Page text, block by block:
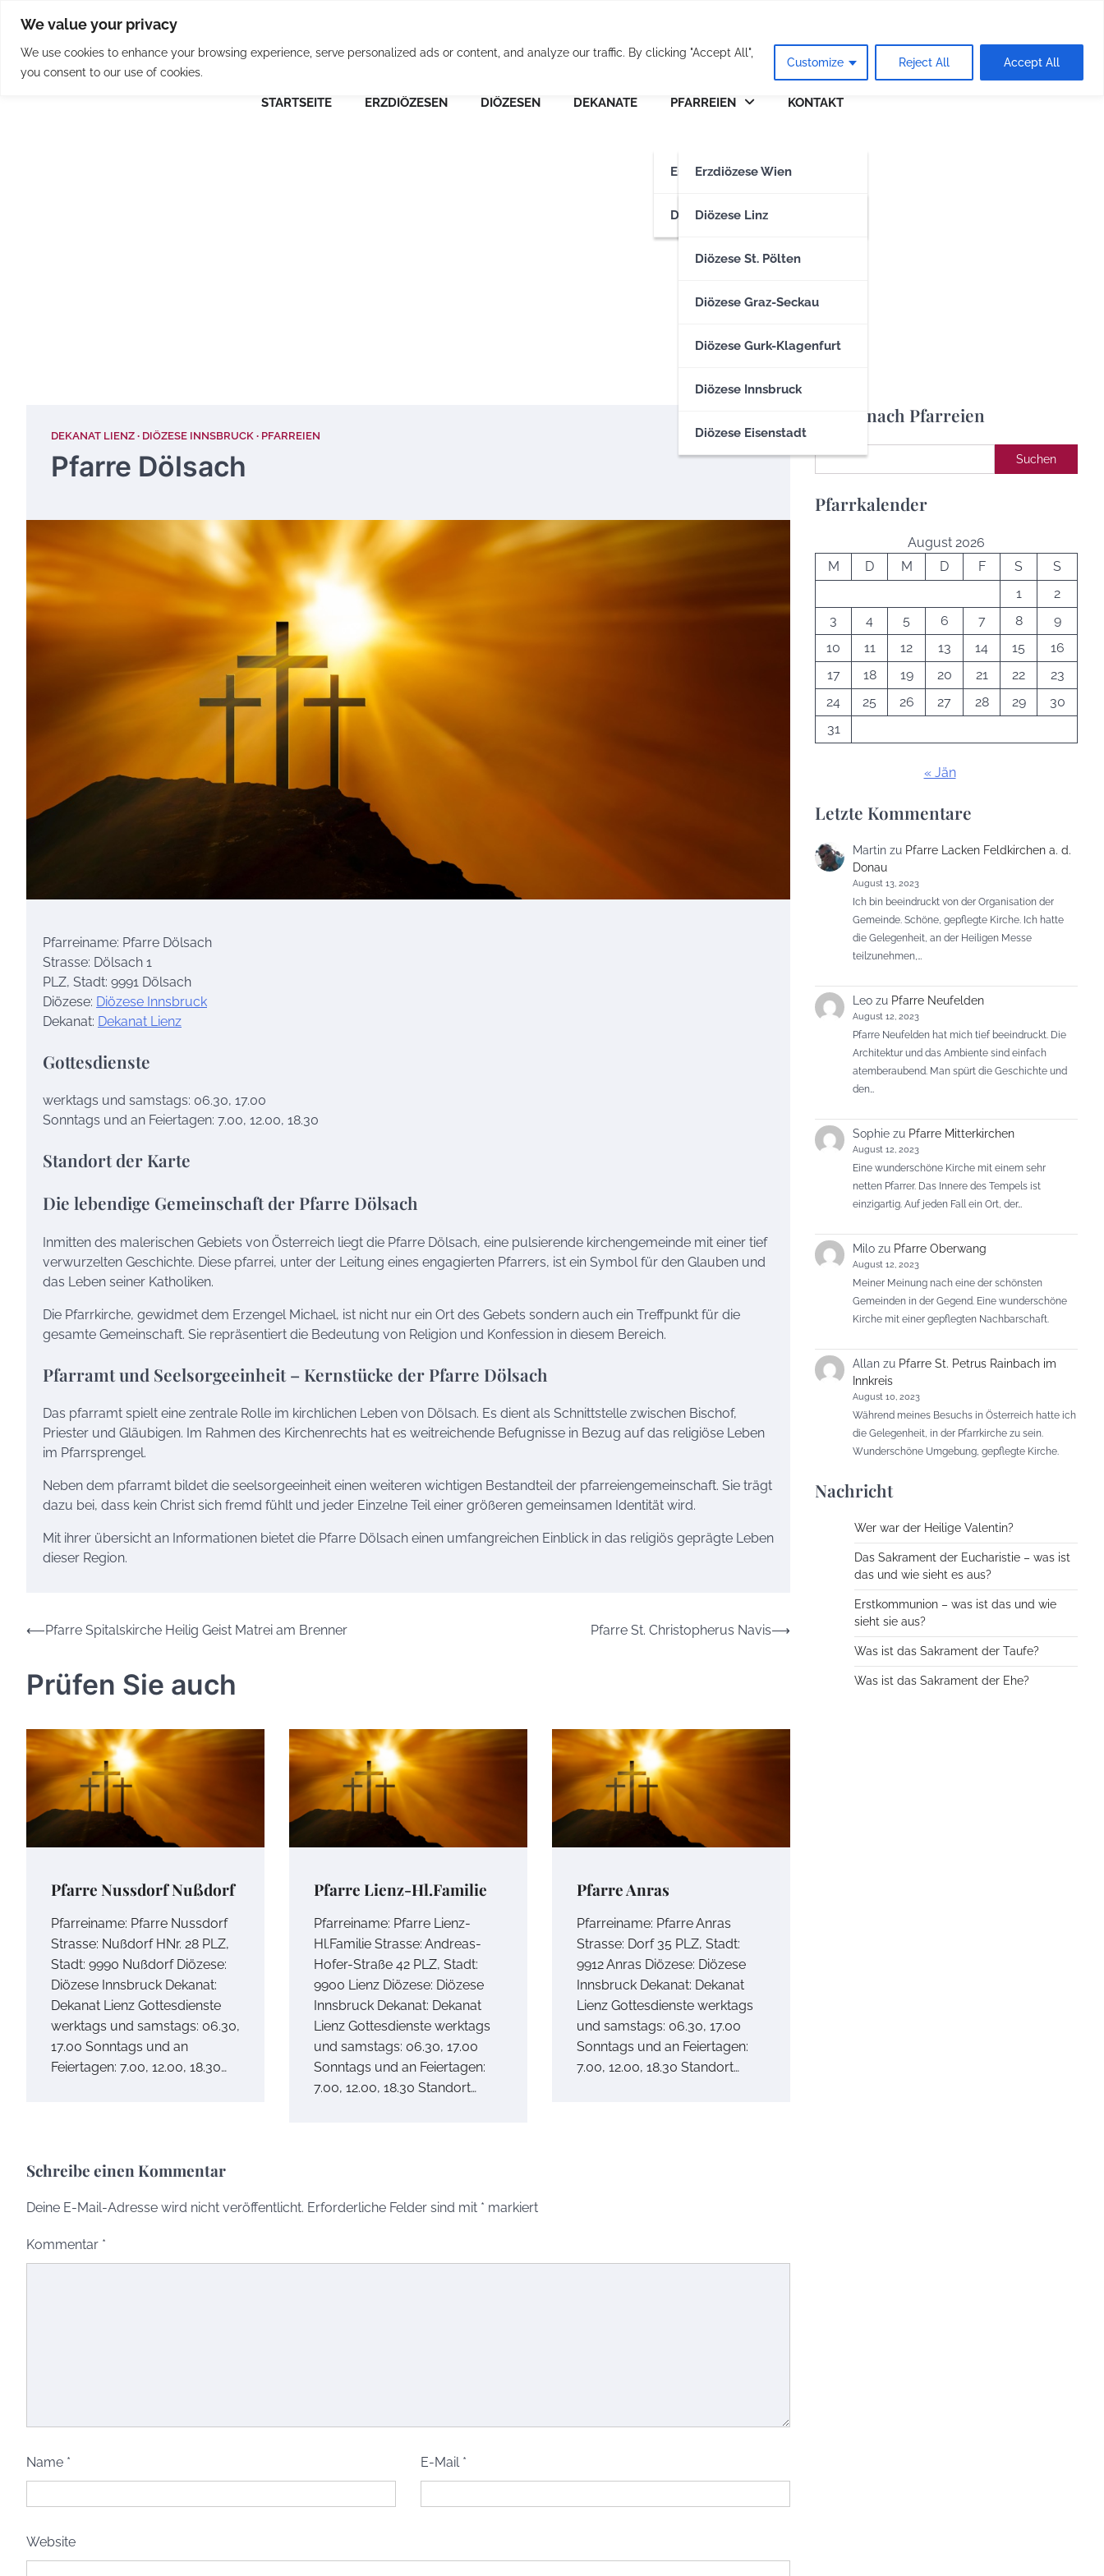
We value your privacy
We use cookies to enhance your browsing experience, serve personalized ads or content, and analyze our traffic. By clicking "Accept All",
you consent to our use of cookies.
Customize Reject All Accept All
content
Osterreichische Pfarreie
STARTSEITE ERZDIÖZESEN DIÖZESEN DEKANATE PFARREIEN
Erzdiözesen
Erzdiözese Wien
Erzdiözese Salzburg
DiözesenDiözese Linz
Diözese St. Pölten
Diözese Graz-Seckau
Diözese Gurk-Klagenfurt
Diözese Innsbruck
Diözese Eisenstadt
KONTAKT
DEKANAT LIENZ DIÖZESE INNSBRUCK PFARREIEN
Pfarre Dölsach
Pfarreiname: Pfarre Dölsach
Strasse: Dölsach 1
PLZ, Stadt: 9991 Dölsach
Diözese: Diözese Innsbruck
Dekanat: Dekanat Lienz
Gottesdienste
werktags und samstags: 06.30, 17.00
Sonntags und an Feiertagen: 7.00, 12.00, 18.30
Standort der Karte
Die lebendige Gemeinschaft der Pfarre Dölsach
Inmitten des malerischen Gebiets von Österreich liegt die Pfarre Dölsach, eine pulsierende kirchengemeinde mit einer tief
verwurzelten Geschichte. Diese pfarrei, unter der Leitung eines engagierten Pfarrers, ist ein Symbol für den Glauben und
das Leben seiner Katholiken.
Die Pfarrkirche, gewidmet dem Erzengel Michael, ist nicht nur ein Ort des Gebets sondern auch ein Treffpunkt für die
gesamte Gemeinschaft. Sie repräsentiert die Bedeutung von Religion und Konfession in diesem Bereich.
Pfarramt und Seelsorgeeinheit – Kernstücke der Pfarre Dölsach
Das pfarramt spielt eine zentrale Rolle im kirchlichen Leben von Dölsach. Es dient als Schnittstelle zwischen Bischof,
Priester und Gläubigen. Im Rahmen des Kirchenrechts hat es weitreichende Befugnisse in Bezug auf das religiöse Leben
im Pfarrsprengel.
Neben dem pfarramt bildet die seelsorgeeinheit einen weiteren wichtigen Bestandteil der pfarreiengemeinschaft. Sie trägt
dazu bei, dass kein Christ sich fremd fühlt und jeder Einzelne Teil einer größeren gemeinsamen Identität wird.
Mit ihrer übersicht an Informationen bietet die Pfarre Dölsach einen umfangreichen Einblick in das religiös geprägte Leben
dieser Region.
Beitrags-
⟵Pfarre Spitalskirche Heilig Geist Matrei am Brenner Pfarre St. Christopherus Navis⟶
Prüfen Sie auch
Pfarre Nussdorf Nußdorf
Pfarreiname: Pfarre Nussdorf
Strasse: Nußdorf HNr. 28 PLZ,
Stadt: 9990 Nußdorf Diözese:
Diözese Innsbruck Dekanat:
Dekanat Lienz Gottesdienste
werktags und samstags: 06.30,
17.00 Sonntags und an
Feiertagen: 7.00, 12.00, 18.30…
Pfarre Lienz-Hl.Familie
Pfarreiname: Pfarre Lienz-
Hl.Familie Strasse: Andreas-
Hofer-Straße 42 PLZ, Stadt:
9900 Lienz Diözese: Diözese
Innsbruck Dekanat: Dekanat
Lienz Gottesdienste werktags
und samstags: 06.30, 17.00
Sonntags und an Feiertagen:
7.00, 12.00, 18.30 Standort…
Pfarre Anras
Pfarreiname: Pfarre Anras
Strasse: Dorf 35 PLZ, Stadt:
9912 Anras Diözese: Diözese
Innsbruck Dekanat: Dekanat
Lienz Gottesdienste werktags
und samstags: 06.30, 17.00
Sonntags und an Feiertagen:
7.00, 12.00, 18.30 Standort…
Schreibe einen Kommentar
Deine E-Mail-Adresse wird nicht veröffentlicht. Erforderliche Felder sind mit * markiert
Kommentar *
Name * E-Mail *
Website
Suche nach Pfarreien
Suchen Suchen
Pfarrkalender
August 2026
M
D M D F S
S
1
2
3
4 5 6 7 8
9
10
11 12 13 14 15
16
17
18 19 20 21 22
23
24
25 26 27 28 29
30
31
« Jän
Letzte Kommentare
Martin zu Pfarre Lacken Feldkirchen a. d.
Donau
August 13, 2023
Ich bin beeindruckt von der Organisation der
Gemeinde. Schöne, gepflegte Kirche. Ich hatte
die Gelegenheit, an der Heiligen Messe
teilzunehmen,…
Leo zu Pfarre Neufelden
August 12, 2023
Pfarre Neufelden hat mich tief beeindruckt. Die
Architektur und das Ambiente sind einfach
atemberaubend. Man spürt die Geschichte und
den…
Sophie zu Pfarre Mitterkirchen
August 12, 2023
Eine wunderschöne Kirche mit einem sehr
netten Pfarrer. Das Innere des Tempels ist
einzigartig. Auf jeden Fall ein Ort, der…
Milo zu Pfarre Oberwang
August 12, 2023
Meiner Meinung nach eine der schönsten
Gemeinden in der Gegend. Eine wunderschöne
Kirche mit einer gepflegten Nachbarschaft.
Allan zu Pfarre St. Petrus Rainbach im
Innkreis
August 10, 2023
Während meines Besuchs in Österreich hatte ich
die Gelegenheit, in der Pfarrkirche zu sein.
Wunderschöne Umgebung, gepflegte Kirche.
Nachricht
Wer war der Heilige Valentin?
Das Sakrament der Eucharistie – was ist
das und wie sieht es aus?
Erstkommunion – was ist das und wie
sieht sie aus?
Was ist das Sakrament der Taufe?
Was ist das Sakrament der Ehe?